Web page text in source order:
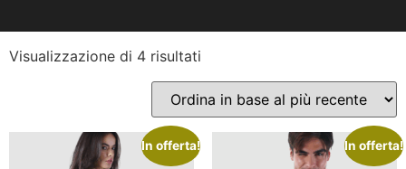
Visualizzazione di 4 risultati
In offerta! In offerta!